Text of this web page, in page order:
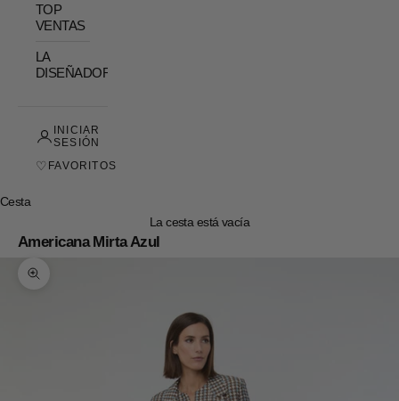
TOP
VENTAS
LA
DISEÑADORA
INICIAR
SESIÓN
♡ FAVORITOS
Cesta
La cesta está vacía
Americana Mirta Azul
Zoom